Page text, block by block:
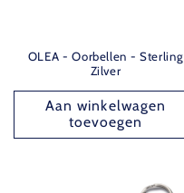
OLEA - Oorbellen - Sterling
Zilver
Aan winkelwagen
toevoegen